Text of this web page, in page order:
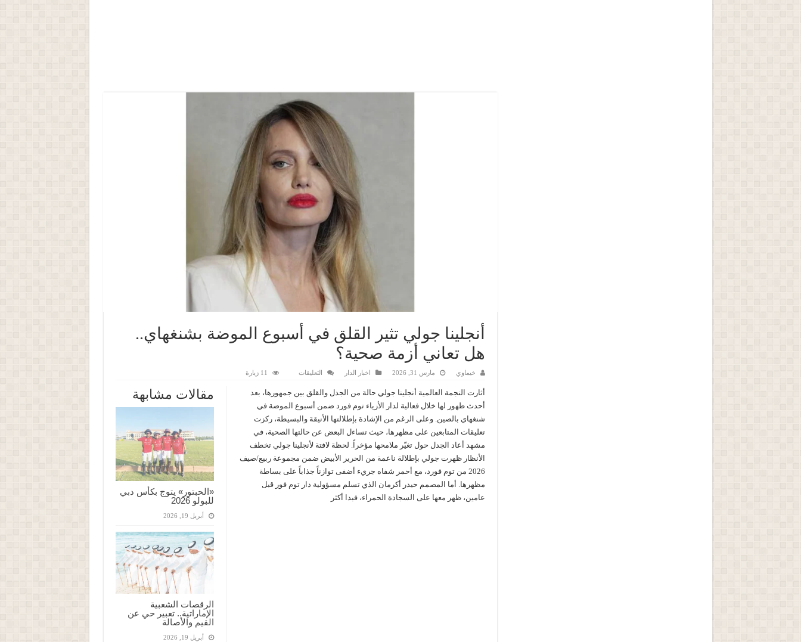
أنجلينا جولي تثير القلق في أسبوع الموضة بشنغهاي..
هل تعاني أزمة صحية؟
خيماوي مارس 31, 2026 اخبار الدار التعليقات
تثير
القلق
في
أسبوع
بشنغهاي..
هل
تعاني
أزمة
صحية؟
مغلقة
11 زيارة
مقالات مشابهة
«الحبتور» يتوج بكأس دبي
للبولو 2026
أبريل 19, 2026
الرقصات الشعبية
الإماراتية.. تعبير حي عن
القيم والأصالة
أبريل 19, 2026
أثارت النجمة العالمية أنجلينا جولي حالة من الجدل والقلق بين جمهورها، بعد
أحدث ظهور لها خلال فعالية لدار الأزياء توم فورد ضمن أسبوع الموضة في
شنغهاي بالصين. وعلى الرغم من الإشادة بإطلالتها الأنيقة والبسيطة، ركزت
تعليقات المتابعين على مظهرها، حيث تساءل البعض عن حالتها الصحية، في
مشهد أعاد الجدل حول تغيّر ملامحها مؤخراً. لحظة لافتة لأنجلينا جولي تخطف
الأنظار ظهرت جولي بإطلالة ناعمة من الحرير الأبيض ضمن مجموعة ربيع/صيف
2026 من توم فورد، مع أحمر شفاه جريء أضفى توازناً جذاباً على بساطة
مظهرها. أما المصمم حيدر أكرمان الذي تسلم مسؤولية دار توم فور قبل
عامين، ظهر معها على السجادة الحمراء، فبدا أكثر